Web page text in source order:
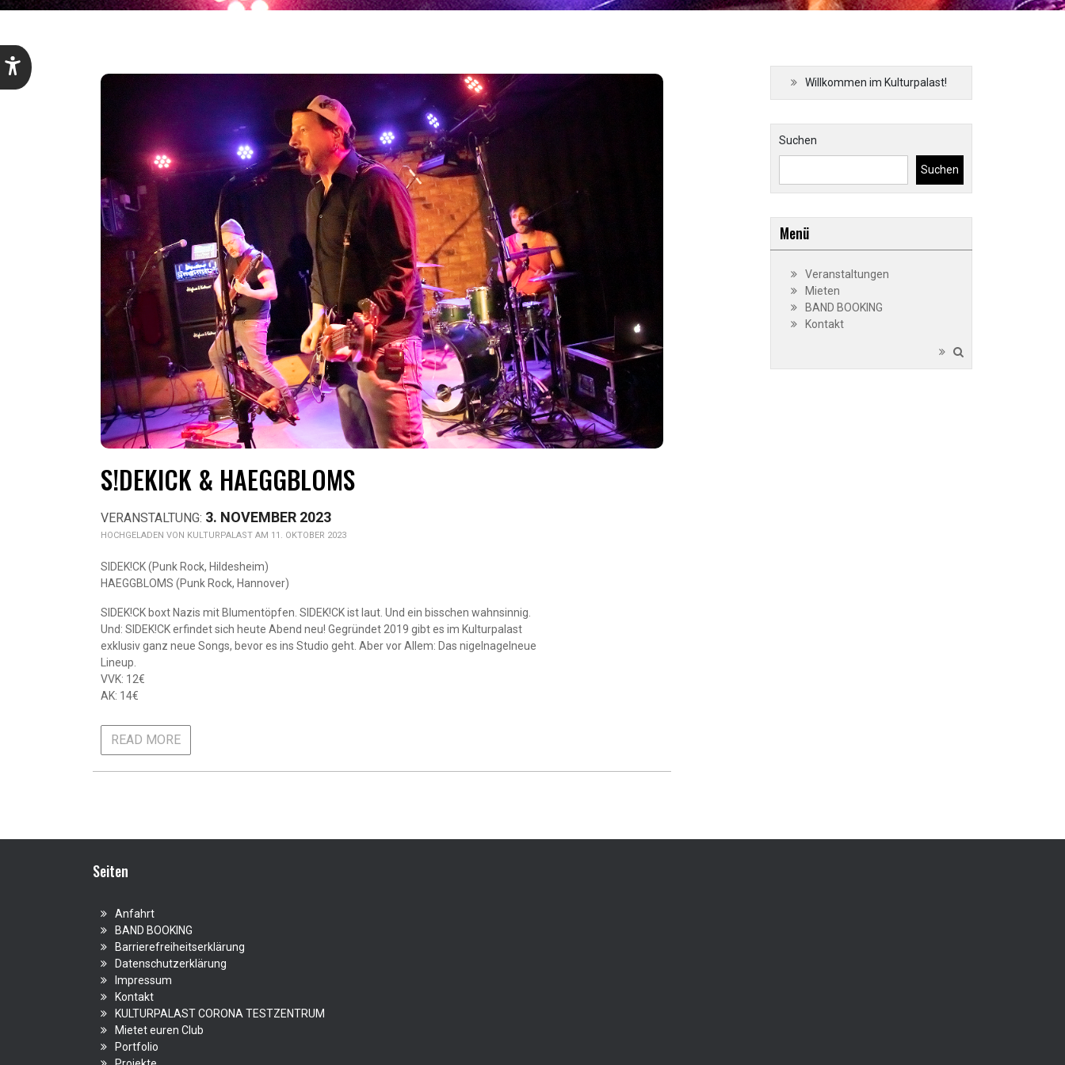
S!DEKICK & HAEGGBLOMS
3. NOVEMBER 2023
KULTURPALAST AM 11. OKTOBER 2023
SIDEK!CK (Punk Rock, Hildesheim)
HAEGGBLOMS (Punk Rock, Hannover)
SIDEK!CK boxt Nazis mit Blumentöpfen. SIDEK!CK ist laut. Und ein bisschen wahnsinnig.
Und: SIDEK!CK erfindet sich heute Abend neu! Gegründet 2019 gibt es im Kulturpalast
exklusiv ganz neue Songs, bevor es ins Studio geht. Aber vor Allem: Das nigelnagelneue
Lineup.
VVK: 12€
AK: 14€
READ MORE
Willkommen im Kulturpalast!
Suchen
Suchen
Menü
Veranstaltungen
Mieten
BAND BOOKING
Kontakt
Seiten
Anfahrt
BAND BOOKING
Barrierefreiheitserklärung
Datenschutzerklärung
Impressum
Kontakt
KULTURPALAST CORONA TESTZENTRUM
Mietet euren Club
Portfolio